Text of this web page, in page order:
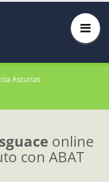
Asturias
online
con ABAT